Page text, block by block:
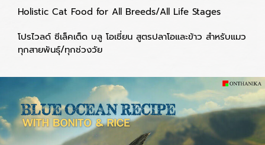
Holistic Cat Food for All Breeds/All Life Stages
โปรไวลด์ ซีเล็คเต็ด บลู โอเชี่ยน สูตรปลาโอและข้าว สำหรับแมว
ทุกสายพันธุ์/ทุกช่วงวัย